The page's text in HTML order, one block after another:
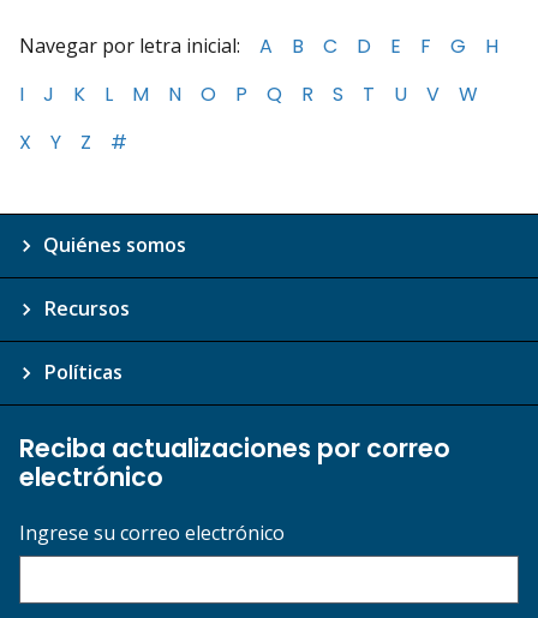
Navegar por letra inicial: A B C D E F G
H
I
J K L M N O P Q R S T U V
W
X
Y Z #
Quiénes somos
Recursos
Políticas
Reciba actualizaciones por correo
electrónico
Ingrese su correo electrónico